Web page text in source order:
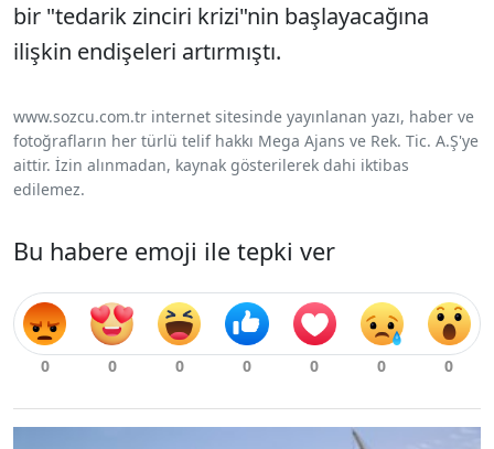
bir "tedarik zinciri krizi"nin başlayacağına
ilişkin endişeleri artırmıştı.
www.sozcu.com.tr internet sitesinde yayınlanan yazı, haber ve
fotoğrafların her türlü telif hakkı Mega Ajans ve Rek. Tic. A.Ş'ye
aittir. İzin alınmadan, kaynak gösterilerek dahi iktibas
edilemez.
Bu habere emoji ile tepki ver